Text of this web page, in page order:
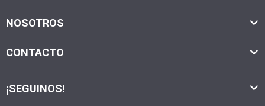
NOSOTROS
CONTACTO
¡SEGUINOS!